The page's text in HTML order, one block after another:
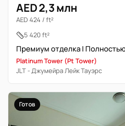
AED 2,3 млн
AED 424 / ft²
5 420 ft²
Platinum Tower (Pt Tower)
JLT - Джумейра Лейк Тауэрс
Готов